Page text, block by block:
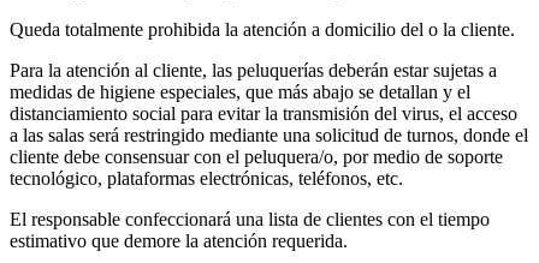
Queda totalmente prohibida la atención a domicilio del o la cliente.
Para la atención al cliente, las peluquerías deberán estar sujetas a
medidas de higiene especiales, que más abajo se detallan y el
distanciamiento social para evitar la transmisión del virus, el acceso
a las salas será restringido mediante una solicitud de turnos, donde el
cliente debe consensuar con el peluquera/o, por medio de soporte
tecnológico, plataformas electrónicas, teléfonos, etc.
El responsable confeccionará una lista de clientes con el tiempo
estimativo que demore la atención requerida.